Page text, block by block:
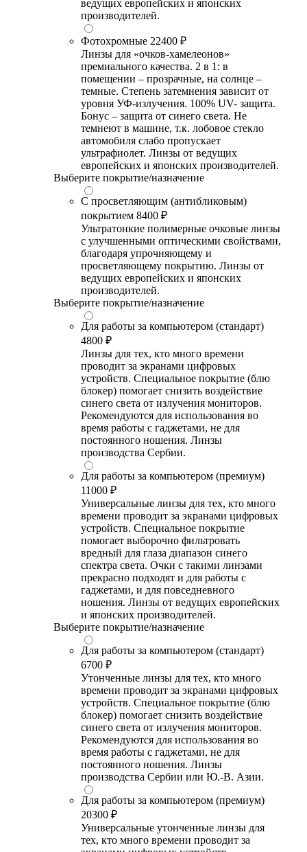
ведущих европейских и японских
производителей.
Фотохромные 22400 ₽
Линзы для «очков-хамелеонов»
премиального качества. 2 в 1: в
помещении – прозрачные, на солнце –
темные. Степень затемнения зависит от
уровня УФ-излучения. 100% UV- защита.
Бонус – защита от синего света. Не
темнеют в машине, т.к. лобовое стекло
автомобиля слабо пропускает
ультрафиолет. Линзы от ведущих
европейских и японских производителей.
Выберите покрытие/назначение
С просветляющим (антибликовым)
покрытием 8400 ₽
Ультратонкие полимерные очковые линзы
с улучшенными оптическими свойствами,
благодаря упрочняющему и
просветляющему покрытию. Линзы от
ведущих европейских и японских
производителей.
Выберите покрытие/назначение
Для работы за компьютером (стандарт)
4800 ₽
Линзы для тех, кто много времени
проводит за экранами цифровых
устройств. Специальное покрытие (блю
блокер) помогает снизить воздействие
синего света от излучения мониторов.
Рекомендуются для использования во
время работы с гаджетами, не для
постоянного ношения. Линзы
производства Сербии.
Для работы за компьютером (премиум)
11000 ₽
Универсальные линзы для тех, кто много
времени проводит за экранами цифровых
устройств. Специальное покрытие
помогает выборочно фильтровать
вредный для глаза диапазон синего
спектра света. Очки с такими линзами
прекрасно подходят и для работы с
гаджетами, и для повседневного
ношения. Линзы от ведущих европейских
и японских производителей.
Выберите покрытие/назначение
Для работы за компьютером (стандарт)
6700 ₽
Утонченные линзы для тех, кто много
времени проводит за экранами цифровых
устройств. Специальное покрытие (блю
блокер) помогает снизить воздействие
синего света от излучения мониторов.
Рекомендуются для использования во
время работы с гаджетами, не для
постоянного ношения. Линзы
производства Сербии или Ю.-В. Азии.
Для работы за компьютером (премиум)
20300 ₽
Универсальные утонченные линзы для
тех, кто много времени проводит за